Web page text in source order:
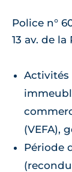
Police n°
13 av. de la
Activités
(VEFA),
Période